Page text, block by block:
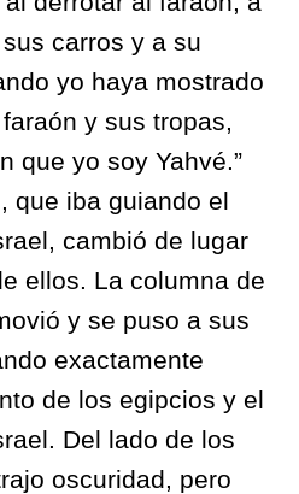
carros y a su
yo haya mostrado
y sus tropas,
que yo soy Yahvé.”
que iba guiando el
cambió de lugar
ellos. La columna de
y se puso a sus
exactamente
de los egipcios y el
Del lado de los
oscuridad, pero